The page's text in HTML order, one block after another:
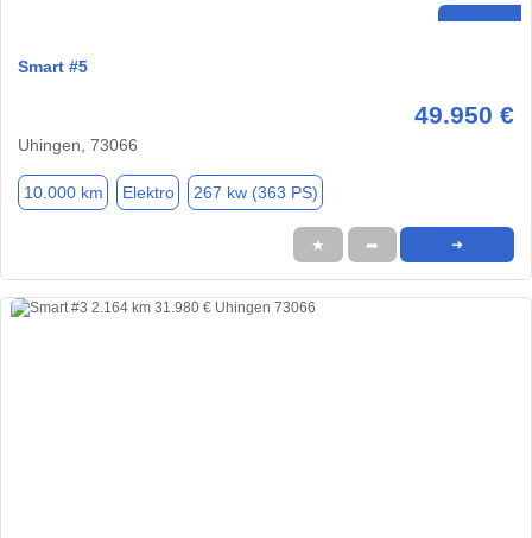
Smart #5
49.950 €
Uhingen, 73066
10.000 km Elektro 267 kw (363 PS)
★ ➦ ➜